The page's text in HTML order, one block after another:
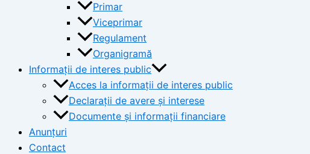
Primar
Viceprimar
Regulament
Organigramă
Informații de interes public
Acces la informații de interes public
Declarații de avere și interese
Documente și informații financiare
Anunțuri
Contact